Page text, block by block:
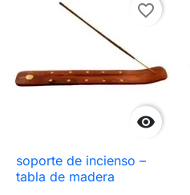

favorite_border
soporte de incienso –
tabla de madera